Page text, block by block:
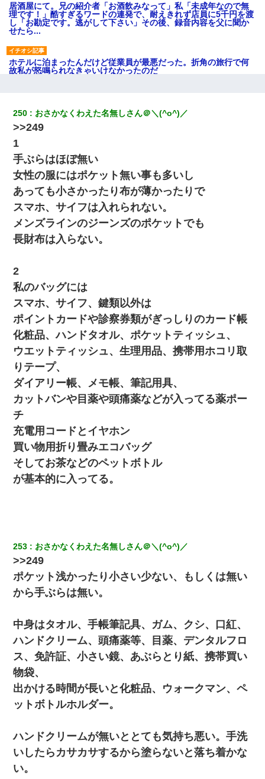
居酒屋にて。兄の紹介者「お酒飲みなって」私「未成年なので無
理です！」酷すぎるワードの連発で、耐えきれず店員に5千円を渡
し「お勘定です。逃がして下さい」その後、録音内容を父に聞か
せたら...
ホテルに泊まったんだけど従業員が最悪だった。折角の旅行で何
故私が怒鳴られなきゃいけなかったのだ
けた
昨日37歳のおばさんと行為したんだけどめちゃくちゃだった
ずっとニートだと思ってた同居の義弟が投資で旦那より稼いでる
とか知らなかった…
高1のとき男に襲われ、不妊の叔母に頼まれて出産。→叔母夫婦が
養子縁組してアメリカに子供を連れ帰った。→9・11で叔母夫婦が
亡くなってしまい…
に → 新人「ドンッ！」私「！？」→ 突然、突き飛ばされて左手
の甲を踏みつけられて…
子供の頃、母の弟にイタズラされてて中学に入ってから関係を持
ってしまった。拒絶したら「全部バラしてやる」と脅迫されたの
で両親に全部話した。
【GJ!】会社から帰宅中、広い駐車場にエンジンかけっ放しの車を
発見。しかも「ヒィ～」みたいな声も聞こえてきたので気になっ
て近寄ったら女の子がおっさんの下敷きになってた
【悲報】嫁がワイのこと嫌いっぽいから単身赴任した結果
日航機墜落事故の「ここからは日本語で大丈夫ですよ〜」の絶望
感がヤバイ・・・
兄の新しい嫁がやらかしすぎて辛い。当たり前のように実家や姪
の幼稚園に来る
10年ほど前、息子がまだ年中だった時に離婚したんだけど、一昨
年の暮れに突然息子が職場を訪ねてきた。
デパートの外商『私さんだと名乗る女が、ツケで宝石を買おうと
していて…』私「！？」→ 翌日。ママ友たちの様子が微妙におか
医者「糖尿病で余命1年です」 ワイ「知らんわｗどうせ死ぬなら
食べる量増やすわｗ」→結果ｗｗｗｗｗ
彼氏の家に泊まる事になり、ゲームで盛り上がってさぁ寝よう！
と電気を消すとミシッって音が…彼「ちょっと待ってて」→勢い
よくドアを開けるとなんと…
い」私「変だなあ～なにも臭わないよ」→ その後。警察『絶対に
窓とドアを開けないで』
元旦那から復縁要請。息子「最新型のiPhoneも買えない貧乏は嫌
250 おさかなくわえた名無しさん＠＼(^o^)／
>>249
1
手ぶらはほぼ無い
女性の服にはポケット無い事も多いし
あっても小さかったり布が薄かったりで
スマホ、サイフは入れられない。
メンズラインのジーンズのポケットでも
長財布は入らない。
2
私のバッグには
スマホ、サイフ、鍵類以外は
ポイントカードや診察券類がぎっしりのカード帳
化粧品、ハンドタオル、ポケットティッシュ、
ウエットティッシュ、生理用品、携帯用ホコリ取
りテープ、
ダイアリー帳、メモ帳、筆記用具、
カットバンや目薬や頭痛薬などが入ってる薬ポー
チ
充電用コードとイヤホン
買い物用折り畳みエコバッグ
そしてお茶などのペットボトル
が基本的に入ってる。
253 おさかなくわえた名無しさん＠＼(^o^)／
>>249
ポケット浅かったり小さい少ない、もしくは無い
から手ぶらは無い。
中身はタオル、手帳筆記具、ガム、クシ、口紅、
ハンドクリーム、頭痛薬等、目薬、デンタルフロ
ス、免許証、小さい鏡、あぶらとり紙、携帯買い
物袋、
出かける時間が長いと化粧品、ウォークマン、ペ
ットボトルホルダー。
ハンドクリームが無いととても気持ち悪い。手洗
いしたらカサカサするから塗らないと落ち着かな
い。